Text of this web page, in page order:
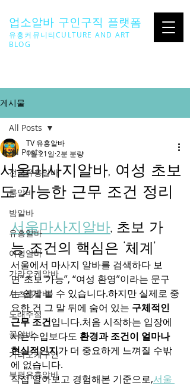
업소알바 구인구직 플랫폼
유흥커뮤니티CULTURE AND ART
BLOG
게시물
All Posts
전국유흥알바
룸알바
밤알바
유흥알바
여성알바
가라오케알바
셔츠룸알바
노래주점
꿀알바
가라오케구인
부평유흥알바
All Posts
서울마사지알바, 여성 초보
도 가능한 근무 조건 정리
TV 유흥알바
1월 21일 2분 분량
서울마사지알바 , 초보 가
능 조건의 핵심은 ‘체계’
서울에서 마사지 알바를 검색하다 보
면“초보 가능”, “여성 환영”이라는 문구
는 쉽게 볼 수 있습니다.하지만 실제로 중
요한 건 그 말 뒤에 숨어 있는 구체적인
근무 조건입니다.처음 시작하는 입장에
서는수입보다도 환경과 조건이 얼마나
현실적인지가 더 중요하게 느껴질 수밖
에 없습니다.
직접 알아보고 경험해본 기준으로,서울